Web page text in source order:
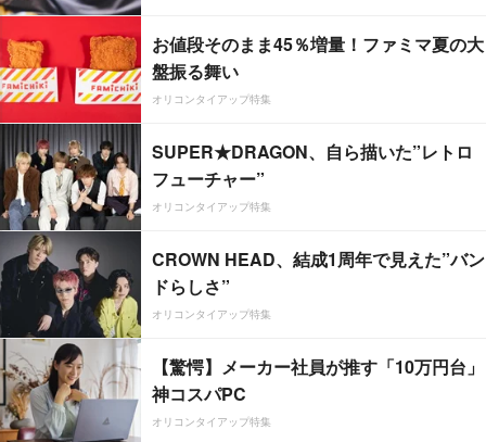
お値段そのまま45％増量！ファミマ夏の大
盤振る舞い
オリコンタイアップ特集
SUPER★DRAGON、自ら描いた”レトロ
フューチャー”
オリコンタイアップ特集
CROWN HEAD、結成1周年で見えた”バン
ドらしさ”
オリコンタイアップ特集
【驚愕】メーカー社員が推す「10万円台」
神コスパPC
オリコンタイアップ特集